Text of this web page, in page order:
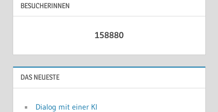
BESUCHERINNEN
158880
DAS NEUESTE
Dialog mit einer KI